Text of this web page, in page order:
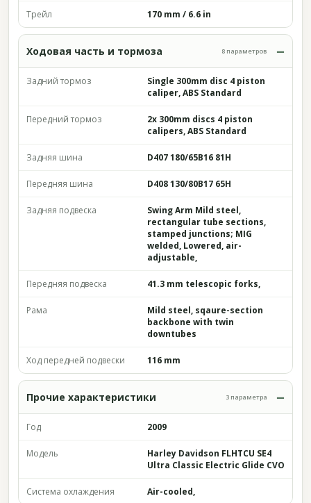
Трейл 170 mm / 6.6 in
Ходовая часть и тормоза 8 параметров
Задний тормоз
Single 300mm disc 4 piston
caliper, ABS Standard
Передний тормоз
2x 300mm discs 4 piston
calipers, ABS Standard
Задняя шина D407 180/65B16 81H
Передняя шина D408 130/80B17 65H
Задняя подвеска
Swing Arm Mild steel,
rectangular tube sections,
stamped junctions; MIG
welded, Lowered, air-
adjustable,
Передняя подвеска 41.3 mm telescopic forks,
Рама
Mild steel, sqaure-section
backbone with twin
downtubes
Ход передней подвески 116 mm
Прочие характеристики 3 параметра
Год 2009
Модель
Harley Davidson FLHTCU SE4
Ultra Classic Electric Glide CVO
Система охлаждения Air-cooled,